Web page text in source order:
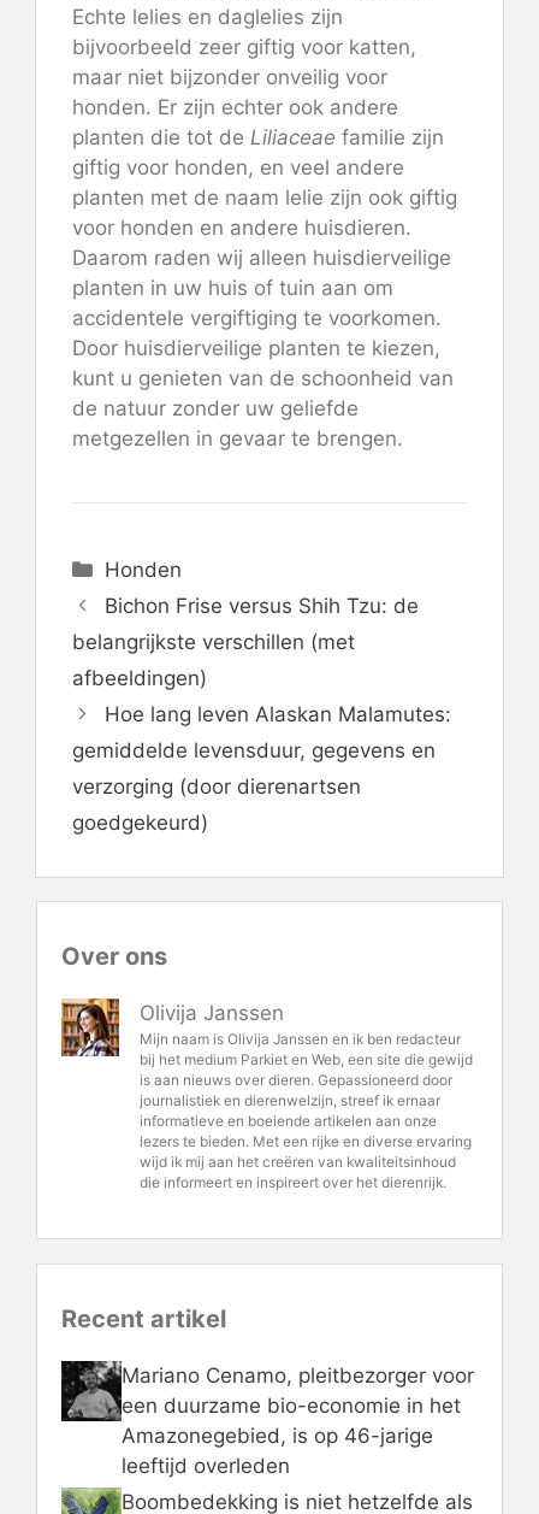
Echte lelies en daglelies zijn
bijvoorbeeld zeer giftig voor katten,
maar niet bijzonder onveilig voor
honden. Er zijn echter ook andere
planten die tot de Liliaceae familie zijn
giftig voor honden, en veel andere
planten met de naam lelie zijn ook giftig
voor honden en andere huisdieren.
Daarom raden wij alleen huisdierveilige
planten in uw huis of tuin aan om
accidentele vergiftiging te voorkomen.
Door huisdierveilige planten te kiezen,
kunt u genieten van de schoonheid van
de natuur zonder uw geliefde
metgezellen in gevaar te brengen.
Categorieën
Honden
Bichon Frise versus Shih Tzu: de
belangrijkste verschillen (met
afbeeldingen)
Hoe lang leven Alaskan Malamutes:
gemiddelde levensduur, gegevens en
verzorging (door dierenartsen
goedgekeurd)
Over ons
Olivija Janssen
Mijn naam is Olivija Janssen en ik ben redacteur
bij het medium Parkiet en Web, een site die gewijd
is aan nieuws over dieren. Gepassioneerd door
journalistiek en dierenwelzijn, streef ik ernaar
informatieve en boeiende artikelen aan onze
lezers te bieden. Met een rijke en diverse ervaring
wijd ik mij aan het creëren van kwaliteitsinhoud
die informeert en inspireert over het dierenrijk.
Recent artikel
Mariano Cenamo, pleitbezorger voor
een duurzame bio-economie in het
Amazonegebied, is op 46-jarige
leeftijd overleden
Boombedekking is niet hetzelfde als